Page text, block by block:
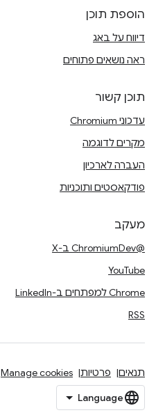
הוספת תוכן
דיווח על באג
ראה נושאים פתוחים
תוכן קשור
עדכוני Chromium
מקרים לדוגמה
העברה לארכיון
פודקאסטים ותוכניות
מעקב
@ChromiumDev ב-X
YouTube
Chrome למפתחים ב-LinkedIn
RSS
תנאים פרטיות Manage cookies